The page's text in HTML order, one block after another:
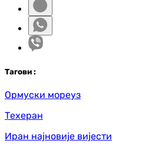
Тагови :
Ормуски мореуз
Техеран
Иран најновије вијести